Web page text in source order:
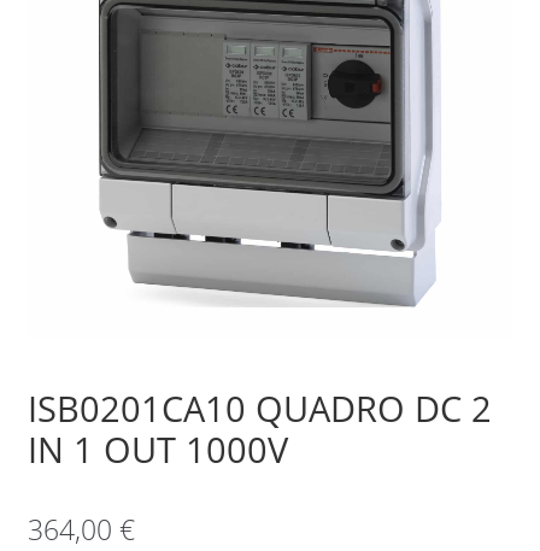
My account
Sample Page
ISB0201CA10 QUADRO DC 2
IN 1 OUT 1000V
364,00 €